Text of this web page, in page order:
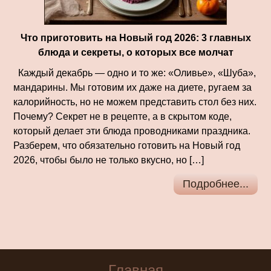
Что приготовить на Новый год 2026: 3 главных
блюда и секреты, о которых все молчат
Каждый декабрь — одно и то же: «Оливье», «Шуба»,
мандарины. Мы готовим их даже на диете, ругаем за
калорийность, но не можем представить стол без них.
Почему? Секрет не в рецепте, а в скрытом коде,
который делает эти блюда проводниками праздника.
Разберем, что обязательно готовить на Новый год
2026, чтобы было не только вкусно, но […]
Подробнее...